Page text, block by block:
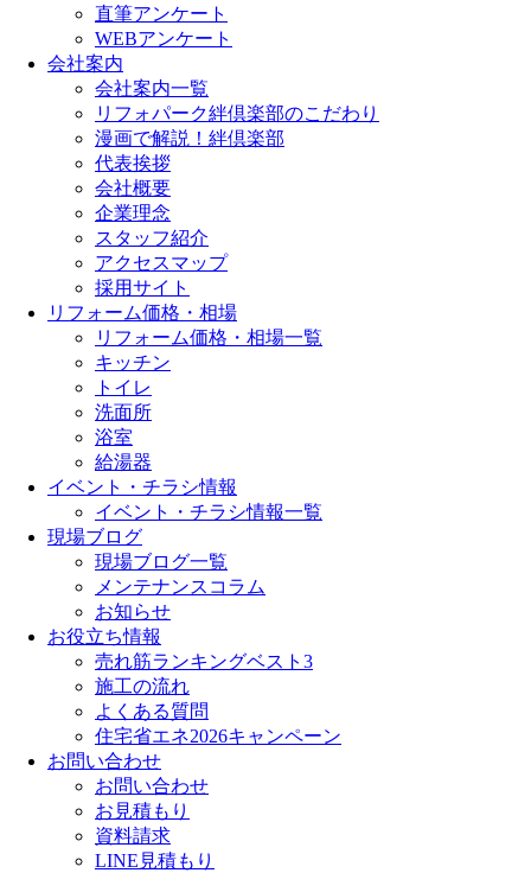
直筆アンケート
WEBアンケート
会社案内
会社案内一覧
リフォパーク絆倶楽部のこだわり
漫画で解説！絆倶楽部
代表挨拶
会社概要
企業理念
スタッフ紹介
アクセスマップ
採用サイト
リフォーム価格・相場
リフォーム価格・相場一覧
キッチン
トイレ
洗面所
浴室
給湯器
イベント・チラシ情報
イベント・チラシ情報一覧
現場ブログ
現場ブログ一覧
メンテナンスコラム
お知らせ
お役立ち情報
売れ筋ランキングベスト3
施工の流れ
よくある質問
住宅省エネ2026キャンペーン
お問い合わせ
お問い合わせ
お見積もり
資料請求
LINE見積もり